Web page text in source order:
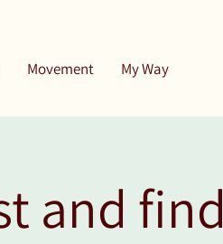
My Way
Movement
and find